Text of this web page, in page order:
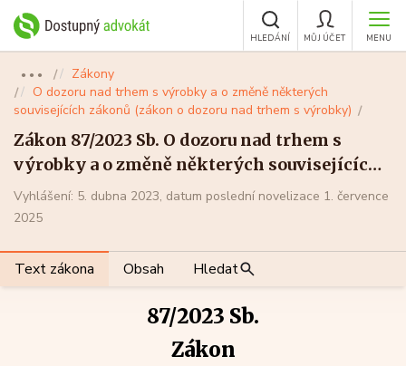
MENU
MŮJ ÚČET
HLEDÁNÍ
●●●
Zákony
O dozoru nad trhem s výrobky a o změně některých
souvisejících zákonů (zákon o dozoru nad trhem s výrobky)
Zákon 87/2023 Sb. O dozoru nad trhem s
výrobky a o změně některých souvisejících
zákonů (zákon o dozoru nad trhem s
výrobky)
Vyhlášení: 5. dubna 2023, datum poslední novelizace 1. července
2025
Text zákona Obsah Hledat
87/2023 Sb.
Zákon